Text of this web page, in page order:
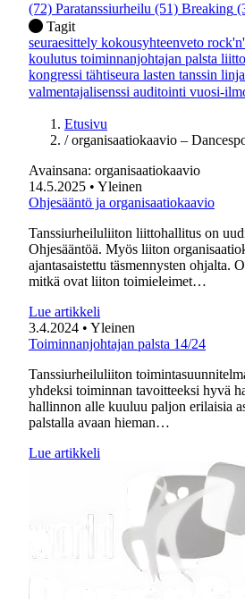
(72) Paratanssiurheilu (51) Breaking
Tagit
seuraesittely kokousyhteenveto
koulutus toiminnanjohtajan palsta
kongressi tähtiseura lasten tanssin
valmentajalisenssi auditointi vuosi-
Etusivu
/ organisaatiokaavio –
Avainsana: organisaatiokaavio
14.5.2025 • Yleinen
Ohjesääntö ja organisaatiokaavio
Tanssiurheiluliiton liittohallitus on
Ohjesääntöä. Myös liiton
ajantasaistettu täsmennysten ohjalta.
mitkä ovat liiton toimieleimet…
Lue artikkeli
3.4.2024 • Yleinen
Toiminnanjohtajan palsta 14/24
Tanssiurheiluliiton
yhdeksi toiminnan tavoitteeksi hyvä
hallinnon alle kuuluu paljon erilaisia
palstalla avaan hieman…
Lue artikkeli